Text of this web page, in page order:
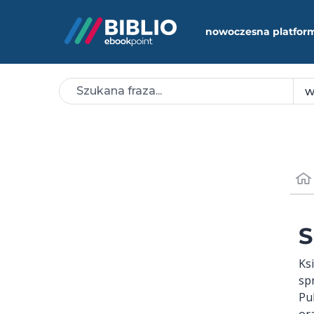
nowoczesna